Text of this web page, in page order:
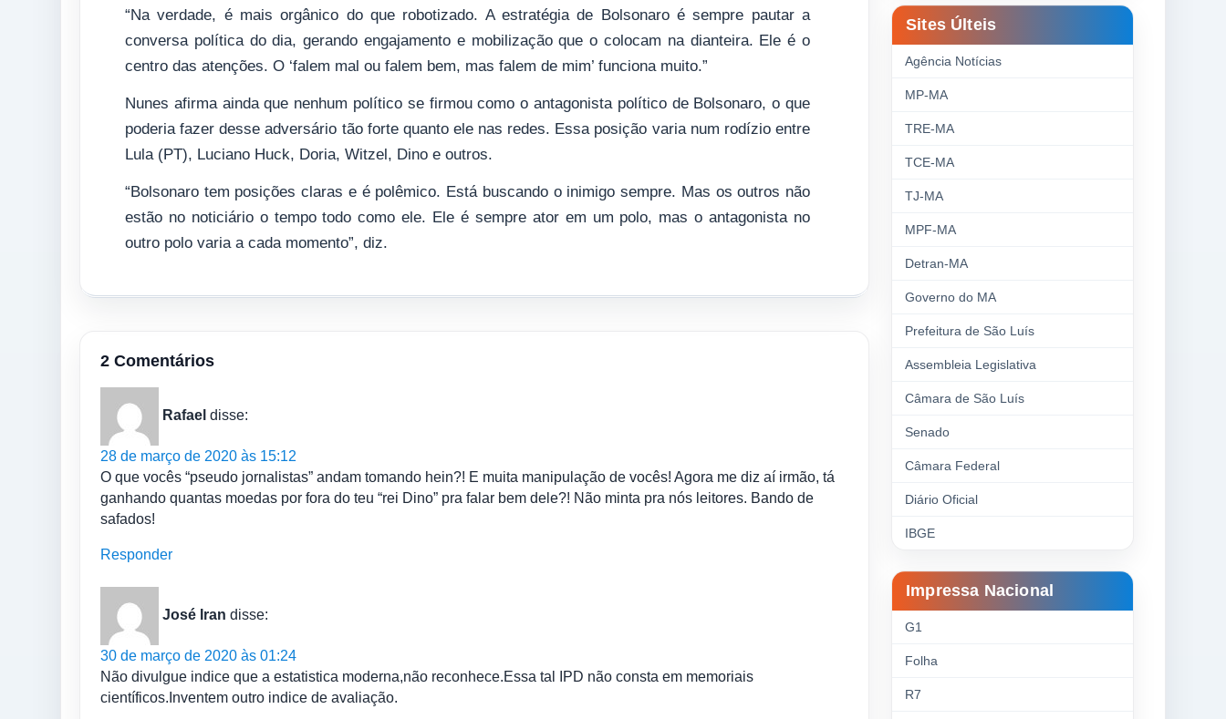
“Na verdade, é mais orgânico do que robotizado. A estratégia de Bolsonaro é sempre pautar a
conversa política do dia, gerando engajamento e mobilização que o colocam na dianteira. Ele é o
centro das atenções. O ‘falem mal ou falem bem, mas falem de mim’ funciona muito.”
Nunes afirma ainda que nenhum político se firmou como o antagonista político de Bolsonaro, o que
poderia fazer desse adversário tão forte quanto ele nas redes. Essa posição varia num rodízio entre
Lula (PT), Luciano Huck, Doria, Witzel, Dino e outros.
“Bolsonaro tem posições claras e é polêmico. Está buscando o inimigo sempre. Mas os outros não
estão no noticiário o tempo todo como ele. Ele é sempre ator em um polo, mas o antagonista no
outro polo varia a cada momento”, diz.
2 Comentários
Rafael disse:
28 de março de 2020 às 15:12
O que vocês “pseudo jornalistas” andam tomando hein?! E muita manipulação de vocês! Agora me diz aí irmão, tá
ganhando quantas moedas por fora do teu “rei Dino” pra falar bem dele?! Não minta pra nós leitores. Bando de
safados!
Responder
José Iran disse:
30 de março de 2020 às 01:24
Não divulgue indice que a estatistica moderna,não reconhece.Essa tal IPD não consta em memoriais
científicos.Inventem outro indice de avaliação.
Sites Últeis
Agência Notícias
MP-MA
TRE-MA
TCE-MA
TJ-MA
MPF-MA
Detran-MA
Governo do MA
Prefeitura de São Luís
Assembleia Legislativa
Câmara de São Luís
Senado
Câmara Federal
Diário Oficial
IBGE
Impressa Nacional
G1
Folha
R7